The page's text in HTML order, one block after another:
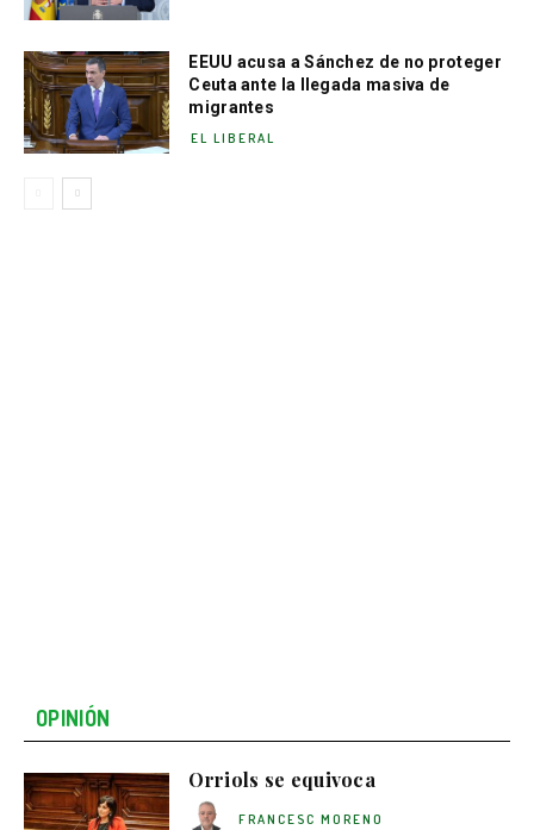
EEUU acusa a Sánchez de no proteger
Ceuta ante la llegada masiva de
migrantes
EL LIBERAL
OPINIÓN
Orriols se equivoca
FRANCESC MORENO